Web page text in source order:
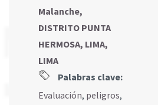
Malanche,
DISTRITO PUNTA
HERMOSA, LIMA,
LIMA
Palabras clave:
Evaluación, peligros,